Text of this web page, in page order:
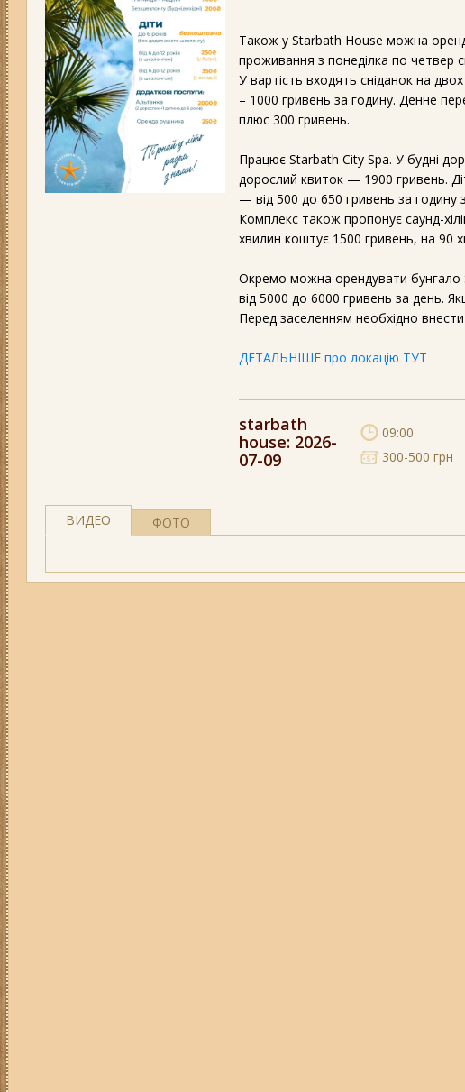
Також у Starbath House можна
проживання з понеділка по четвер
У вартість входять сніданок на
– 1000 гривень за годину. Денне
плюс 300 гривень.
Працює Starbath City Spa. У будні
дорослий квиток — 1900 гривень.
— від 500 до 650 гривень за годину
Комплекс також пропонує саунд-
хвилин коштує 1500 гривень, на 90
Окремо можна орендувати бунгало
від 5000 до 6000 гривень за день.
Перед заселенням необхідно
ДЕТАЛЬНІШЕ про локацію ТУТ
starbath
house: 2026-
07-09
09:00
300-500 грн
ВИДЕО ФОТО